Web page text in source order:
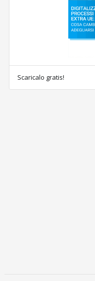
Scaricalo gratis!